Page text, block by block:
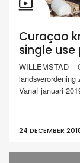
Curaçao
single
WILLEMSTAD –
landsverordening
Vanaf januari
24 DECEMBER